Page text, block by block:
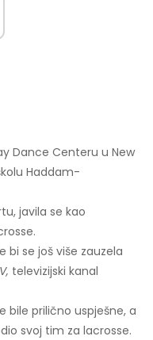
Dance Centeru u New
Haddam-
javila se kao
bi se još više zauzela
televizijski kanal
bile prilično uspješne, a
svoj tim za lacrosse.